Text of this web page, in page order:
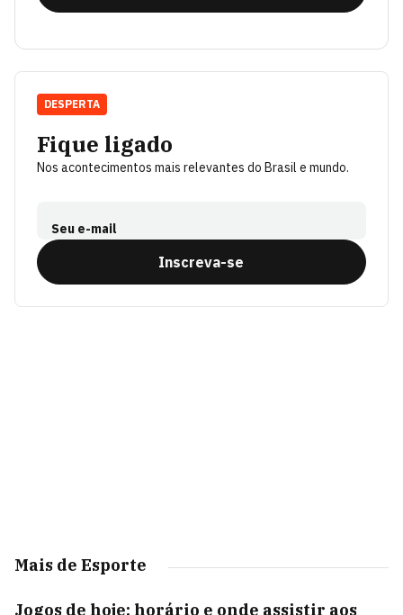
Fique ligado
Nos acontecimentos mais relevantes do Brasil e mundo.
Seu e-mail
Inscreva-se
DESPERTA
Mais de Esporte
Jogos de hoje: horário e onde assistir aos